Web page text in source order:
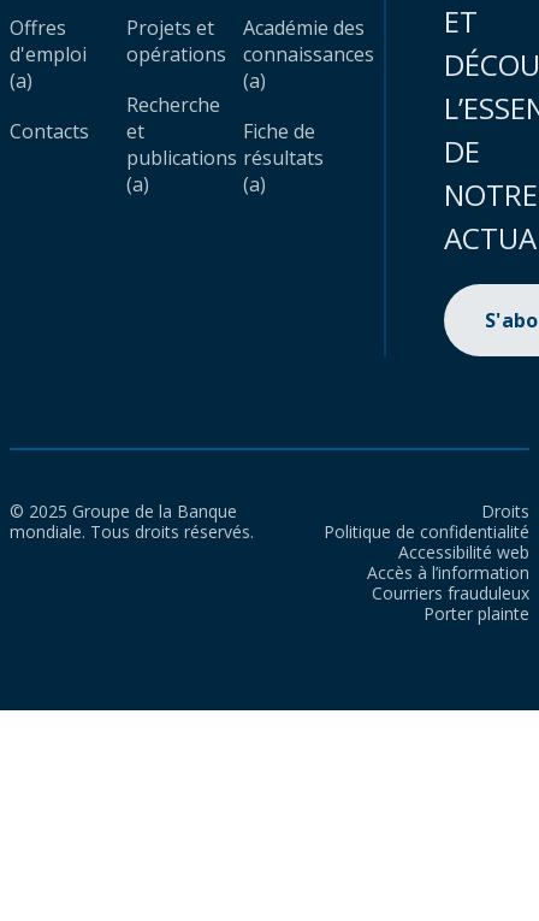
Offres
d'emploi
(a)
Contacts
Projets et
opérations
Recherche
et
publications
(a)
Académie des
connaissances
(a)
Fiche de
résultats
(a)
ET
DE
NOTRE
© 2025 Groupe de la Banque
mondiale. Tous droits réservés.
Droits
Politique de confidentialité
Accessibilité web
Accès à l’information
Courriers frauduleux
Porter plainte